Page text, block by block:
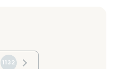
1132